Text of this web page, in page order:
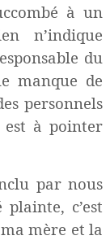
à un
n’indique
du
manque de
personnels
est à pointer
par nous
c’est
mère et la